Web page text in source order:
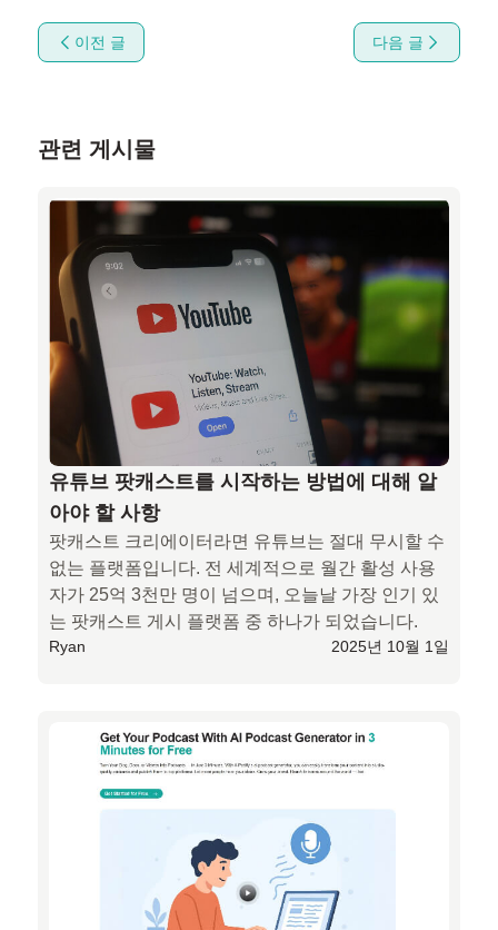
이전 글 다음 글
관련 게시물
유튜브 팟캐스트를 시작하는 방법에 대해 알
아야 할 사항
팟캐스트 크리에이터라면 유튜브는 절대 무시할 수
없는 플랫폼입니다. 전 세계적으로 월간 활성 사용
자가 25억 3천만 명이 넘으며, 오늘날 가장 인기 있
는 팟캐스트 게시 플랫폼 중 하나가 되었습니다.
Ryan 2025년 10월 1일